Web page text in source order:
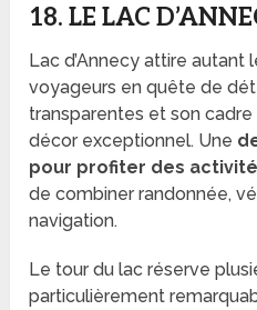
18. LE LAC
Lac d’Annecy attire autant
voyageurs en quête de
transparentes et son
décor exceptionnel. Une
pour profiter des
de combiner randonnée,
navigation.
Le tour du lac réserve
particulièrement